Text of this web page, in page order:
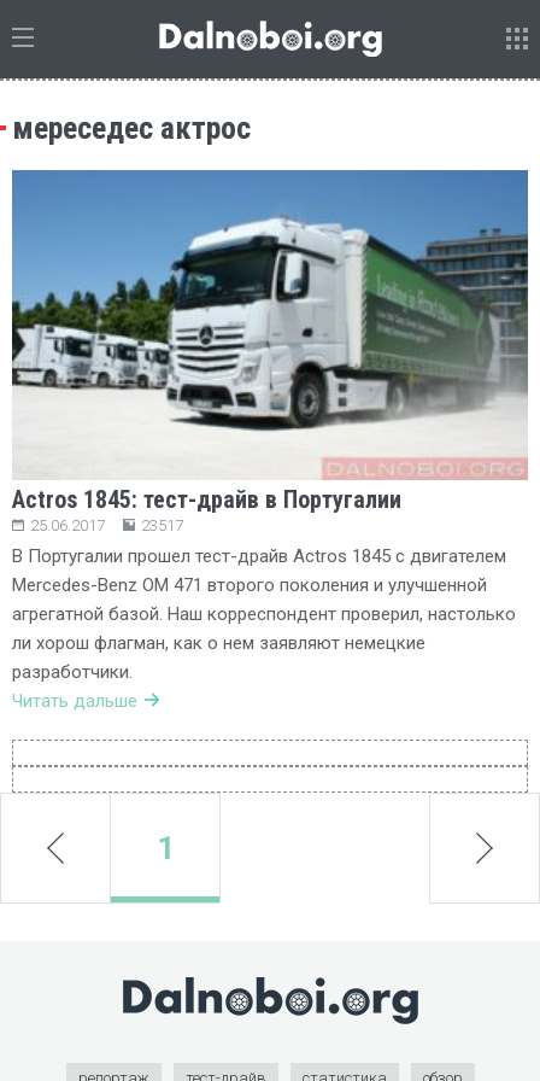
мереседес актрос
Actros 1845: тест-драйв в Португалии
25.06.2017 23517
В Португалии прошел тест-драйв Actros 1845 с двигателем
Mercedes-Benz ОМ 471 второго поколения и улучшенной
агрегатной базой. Наш корреспондент проверил, настолько
ли хорош флагман, как о нем заявляют немецкие
разработчики.
Читать дальше
prev 1 next